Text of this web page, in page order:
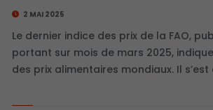
2 MAI 2025
Le dernier indice des prix de la FAO,
portant sur mois de mars 2025,
des prix alimentaires mondiaux. Il